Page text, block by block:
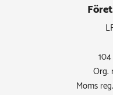
Org.
Moms